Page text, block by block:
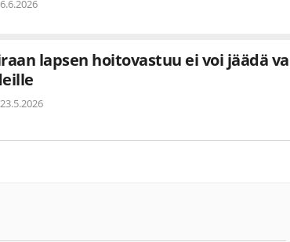
6.6.2026
lapsen hoitovastuu ei voi jäädä
23.5.2026